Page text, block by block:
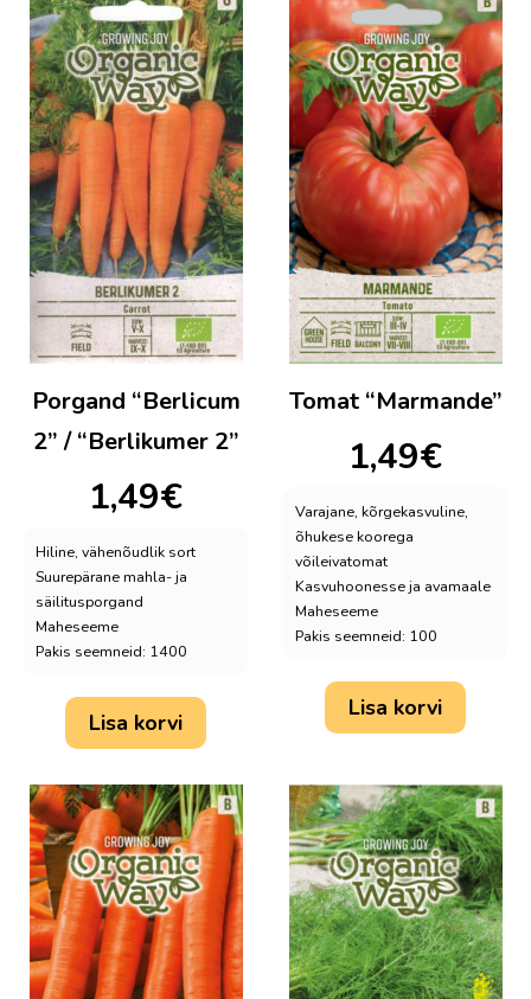
Porgand “Berlicum
2” / “Berlikumer 2”
1,49€
Hiline, vähenõudlik sort
Suurepärane mahla- ja
säilitusporgand
Maheseeme
Pakis seemneid: 1400
Lisa korvi
Tomat “Marmande”
1,49€
Varajane, kõrgekasvuline,
õhukese koorega
võileivatomat
Kasvuhoonesse ja avamaale
Maheseeme
Pakis seemneid: 100
Lisa korvi